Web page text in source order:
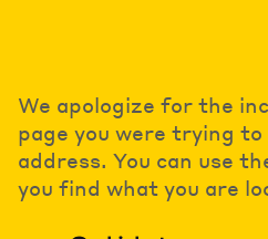
We apologize for the
page you were trying
address. You can use
you find what you are